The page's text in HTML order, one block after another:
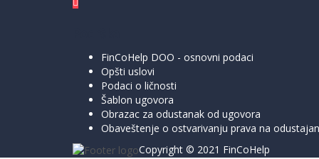
FinCoHelp DOO - osnovni podaci
Opšti uslovi
Podaci o ličnosti
Šablon ugovora
Obrazac za odustanak od ugovora
Obaveštenje o ostvarivanju prava na
Copyright © 2021 FinCoHelp